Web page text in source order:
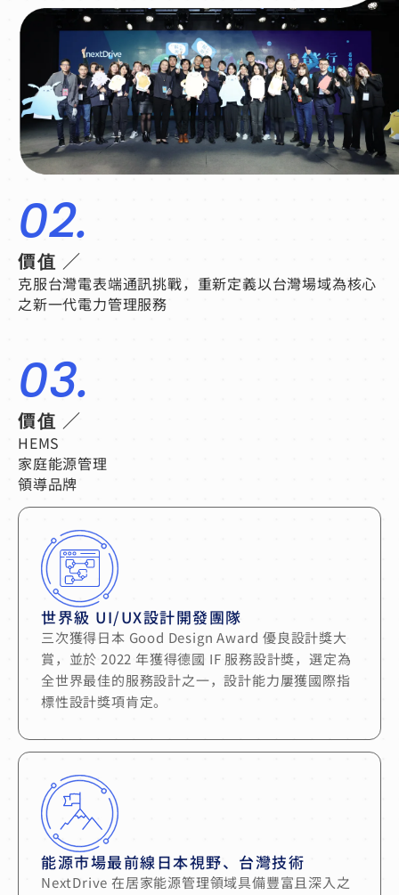
02.
價值 ／
克服台灣電表端通訊挑戰，重新定義以台灣場域為核心
之新一代電力管理服務
03.
價值 ／
HEMS
家庭能源管理
領導品牌
世界級 UI/UX設計開發團隊
三次獲得日本 Good Design Award 優良設計獎大
賞，並於 2022 年獲得德國 IF 服務設計獎，選定為
全世界最佳的服務設計之一，設計能力屢獲國際指
標性設計獎項肯定。
能源市場最前線日本視野、台灣技術
NextDrive 在居家能源管理領域具備豐富且深入之